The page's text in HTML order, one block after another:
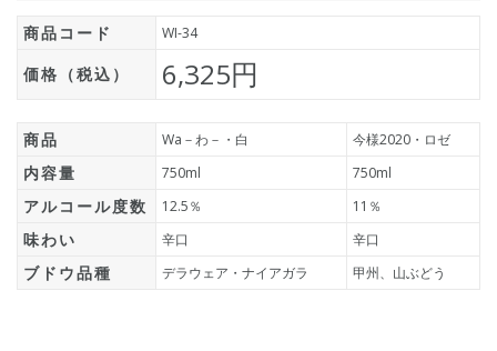
商品コード WI-34
価格（税込） 6,325円
商品 Wa－わ－・白 今様2020・ロゼ
内容量 750ml 750ml
アルコール度数 12.5％ 11％
味わい 辛口 辛口
ブドウ品種 デラウェア・ナイアガラ 甲州、山ぶどう